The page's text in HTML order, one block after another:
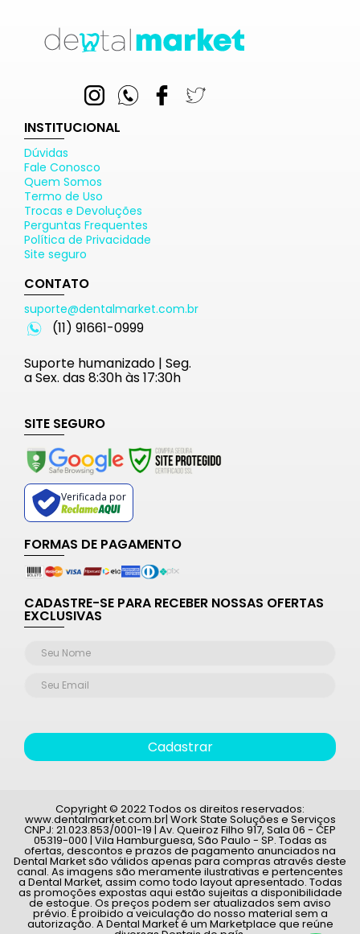
INSTITUCIONAL
Dúvidas
Fale Conosco
Quem Somos
Termo de Uso
Trocas e Devoluções
Perguntas Frequentes
Política de Privacidade
Site seguro
CONTATO
suporte@dentalmarket.com.br
(11) 91661-0999
Suporte humanizado | Seg.
a Sex. das 8:30h às 17:30h
SITE SEGURO
Verificada por
FORMAS DE PAGAMENTO
CADASTRE-SE PARA RECEBER NOSSAS OFERTAS
EXCLUSIVAS
Cadastrar
Copyright © 2022 Todos os direitos reservados:
www.dentalmarket.com.br| Work State Soluções e Serviços
CNPJ: 21.023.853/0001-19 | Av. Queiroz Filho 917, Sala 06 - CEP
05319-000 | Vila Hamburguesa, São Paulo - SP. Todas as
ofertas, descontos e prazos de pagamento anunciados na
Dental Market são válidos apenas para compras através deste
canal. As imagens são meramente ilustrativas e pertencentes
a Dental Market, assim como todo layout apresentado. Todas
as promoções expostas aqui estão sujeitas a disponibilidade
de estoque. Os preços podem ser atualizados sem aviso
prévio. É proibido a veiculação do nosso material sem a
autorização. A Dental Market é um Marketplace que reúne